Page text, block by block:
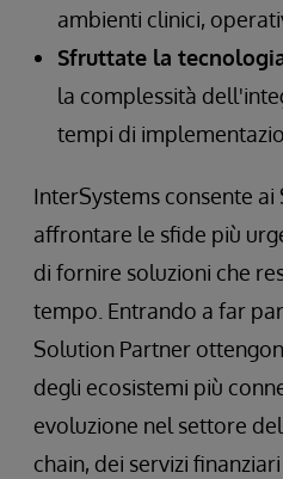
ambienti clinici,
Sfruttate la
la complessità
tempi di
InterSystems consente
affrontare le sfide più
di fornire soluzioni che
tempo. Entrando a far
Solution Partner
degli ecosistemi più
evoluzione nel settore
chain, dei servizi